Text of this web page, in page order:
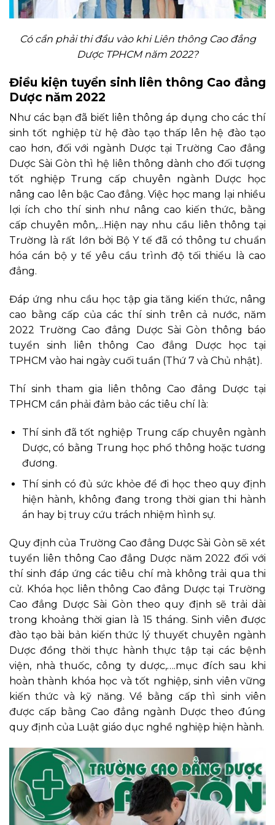
Có cần phải thi đầu vào khi Liên thông Cao đẳng
Dược TPHCM năm 2022?
Điều kiện tuyển sinh liên thông Cao đẳng
Dược năm 2022
Như các bạn đã biết liên thông áp dụng cho các thí
sinh tốt nghiệp từ hệ đào tạo thấp lên hệ đào tạo
cao hơn, đối với ngành Dược tại Trường Cao đẳng
Dược Sài Gòn thì hệ liên thông dành cho đối tượng
tốt nghiệp Trung cấp chuyên ngành Dược học
nâng cao lên bậc Cao đẳng. Việc học mang lại nhiều
lợi ích cho thí sinh như nâng cao kiến thức, bằng
cấp chuyên môn,…Hiện nay nhu cầu liên thông tại
Trường là rất lớn bởi Bộ Y tế đã có thông tư chuẩn
hóa cán bộ y tế yêu cầu trình độ tối thiểu là cao
đẳng.
Đáp ứng nhu cầu học tập gia tăng kiến thức, nâng
cao bằng cấp của các thí sinh trên cả nước, năm
2022 Trường Cao đẳng Dược Sài Gòn thông báo
tuyển sinh liên thông Cao đẳng Dược học tại
TPHCM vào hai ngày cuối tuần (Thứ 7 và Chủ nhật).
Thí sinh tham gia liên thông Cao đẳng Dược tại
TPHCM cần phải đảm bảo các tiêu chí là:
Thí sinh đã tốt nghiệp Trung cấp chuyên ngành
Dược, có bằng Trung học phổ thông hoặc tương
đương.
Thí sinh có đủ sức khỏe để đi học theo quy định
hiện hành, không đang trong thời gian thi hành
án hay bị truy cứu trách nhiệm hình sự.
Quy định của Trường Cao đẳng Dược Sài Gòn sẽ xét
tuyển liên thôngCao đẳng Dượcnăm 2022 đối với
thí sinh đáp ứng các tiêu chí mà không trải qua thi
cử. Khóa học liên thông Cao đẳng Dược tại Trường
Cao đẳng Dược Sài Gòn theo quy định sẽ trải dài
trong khoảng thời gian là 15 tháng. Sinh viên được
đào tạo bài bản kiến thức lý thuyết chuyên ngành
Dược đồng thời thực hành thực tập tại các bệnh
viện, nhà thuốc, công ty dược,….mục đích sau khi
hoàn thành khóa học và tốt nghiệp, sinh viên vững
kiến thức và kỹ năng. Về bằng cấp thì sinh viên
được cấp bằng Cao đẳng ngành Dược theo đúng
quy định của Luật giáo dục nghề nghiệp hiện hành.